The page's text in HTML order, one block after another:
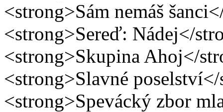
<strong>Sám nemáš
<strong>Sereď: Nádej</
<strong>Skupina Ahoj</
<strong>Slavné
<strong>Spevácký zbor